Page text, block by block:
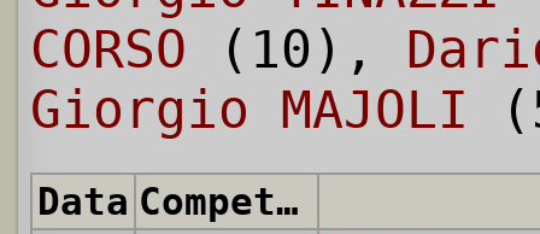
CORSO (10),
Giorgio MAJOLI
Data
Competizione